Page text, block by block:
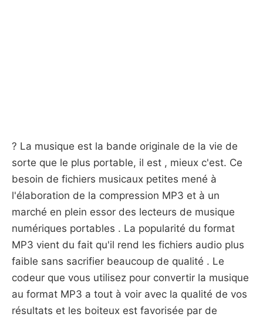
? La musique est la bande originale de la vie de
sorte que le plus portable, il est , mieux c'est. Ce
besoin de fichiers musicaux petites mené à
l'élaboration de la compression MP3 et à un
marché en plein essor des lecteurs de musique
numériques portables . La popularité du format
MP3 vient du fait qu'il rend les fichiers audio plus
faible sans sacrifier beaucoup de qualité . Le
codeur que vous utilisez pour convertir la musique
au format MP3 a tout à voir avec la qualité de vos
résultats et les boiteux est favorisée par de